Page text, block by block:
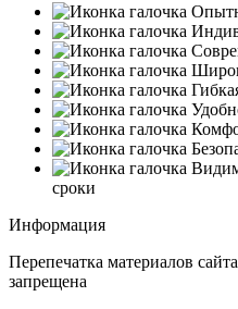
сроки
Информация
Перепечатка материалов
запрещена